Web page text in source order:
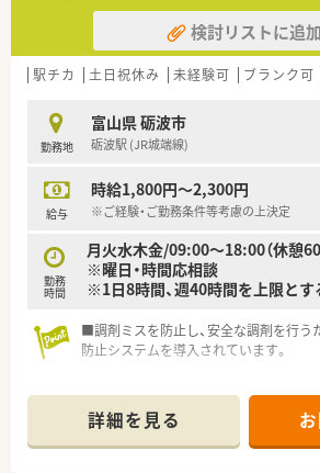
検討リストに追加
駅チカ 土日祝休み 未経験可 ブランク可
勤務地
富山県 砺波市
砺波駅 (JR城端線)
給与
時給1,800円～2,300円
※ご経験・ご勤務条件等考慮の上決定
勤務
時間
月火水木金/09:00～18:00（休憩60
※曜日・時間応相談
※1日8時間、週40時間を上限と
■調剤ミスを防止し、安全な調剤を行う
防止システムを導入されています。
詳細を見る